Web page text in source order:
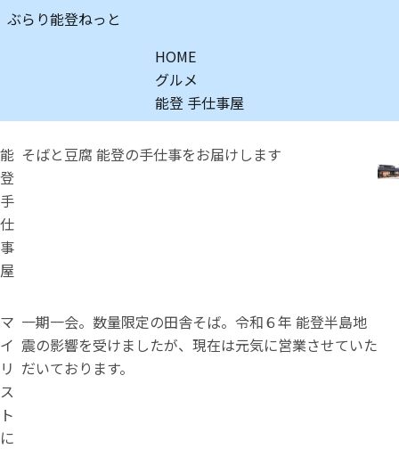
ぶらり能登ねっと
HOME
グルメ
能登 手仕事屋
能
登
手
仕
事
屋
そばと豆腐 能登の手仕事をお届けします
一期一会。数量限定の田舎そば。令和６年 能登半島地
震の影響を受けましたが、現在は元気に営業させていた
だいております。
マ
イ
リ
ス
ト
に